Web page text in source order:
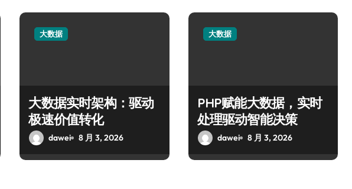
大数据
大数据实时架构：驱动
极速价值转化
dawei 8 月 3, 2026
大数据
PHP赋能大数据，实时
处理驱动智能决策
dawei 8 月 3, 2026